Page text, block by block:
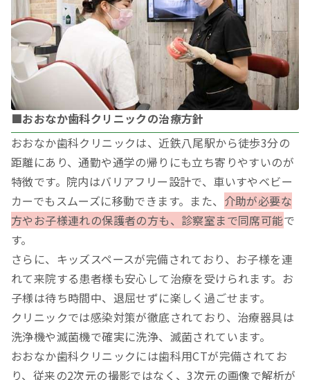
■おおなか歯科クリニックの治療方針
おおなか歯科クリニックは、近鉄八尾駅から徒歩3分の
距離にあり、通勤や通学の帰りにも立ち寄りやすいのが
特徴です。院内はバリアフリー設計で、車いすやベビー
カーでもスムーズに移動できます。また、 介助が必要な
方やお子様連れの保護者の方も、診察室まで同席可能で
す。
さらに、キッズスペースが完備されており、お子様を連
れて来院する患者様も安心して治療を受けられます。お
子様は待ち時間中、退屈せずに楽しく過ごせます。
クリニックでは感染対策が徹底されており、治療器具は
洗浄機や滅菌機で確実に洗浄、滅菌されています。
おおなか歯科クリニックには歯科用CTが完備されてお
り、従来の2次元の撮影ではなく、3次元の画像で解析が